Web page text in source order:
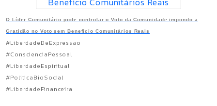
O Líder Comunitário pode controlar o Voto da Comunidade impondo a
Gratidão no Voto sem Benefício Comunitários Reais
#LiberdadeDeExpressao
#ConscienciaPessoal
#LiberdadeEspiritual
#PoliticaBioSocial
#LiberdadeFinanceira